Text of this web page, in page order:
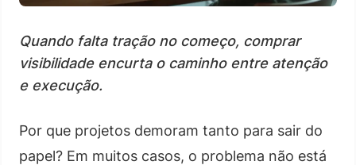
Quando falta tração no começo, comprar
visibilidade encurta o caminho entre atenção
e execução.
Por que projetos demoram tanto para sair do
papel? Em muitos casos, o problema não está